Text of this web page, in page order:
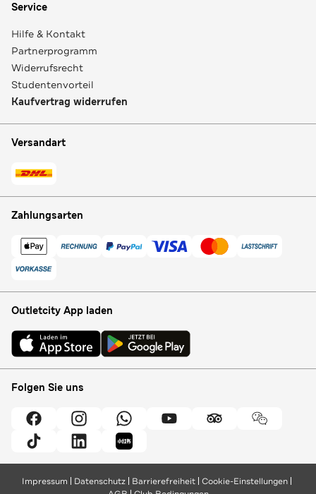
Service
Hilfe & Kontakt
Partnerprogramm
Widerrufsrecht
Studentenvorteil
Kaufvertrag widerrufen
Versandart
Zahlungsarten
Outletcity App laden
Folgen Sie uns
Impressum Datenschutz Barrierefreiheit Cookie-Einstellungen